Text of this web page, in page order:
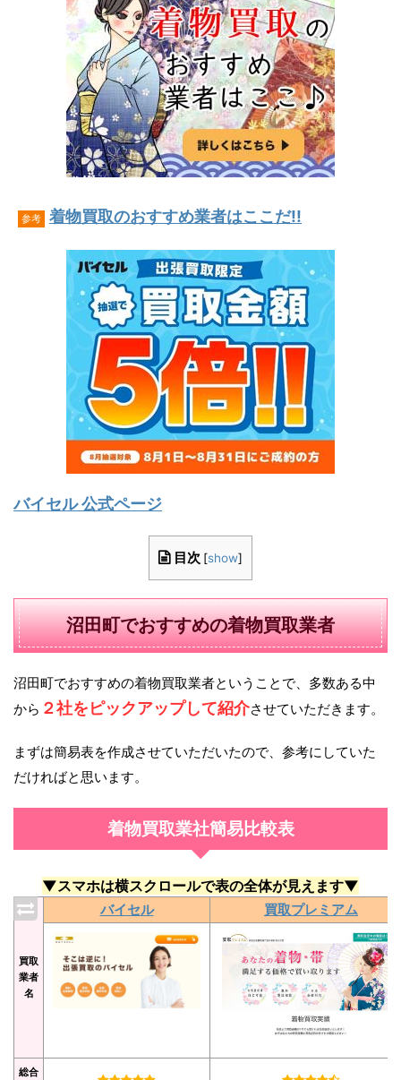
参考 着物買取のおすすめ業者はここだ!!
バイセル 公式ページ
目次 [show]
沼田町でおすすめの着物買取業者
沼田町でおすすめの着物買取業者ということで、多数ある中
から ２社をピックアップして紹介させていただきます。
まずは簡易表を作成させていただいたので、参考にしていた
だければと思います。
着物買取業社簡易比較表
▼スマホは横スクロールで表の全体が見えます▼
買取
業者
名
バイセル 買取プレミアム
総合